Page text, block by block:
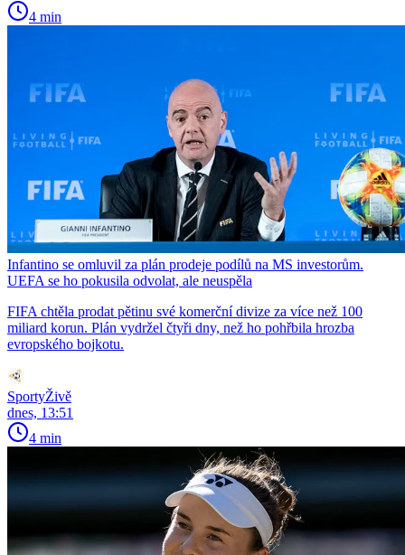
4 min
Infantino se omluvil za plán prodeje podílů na MS investorům.
UEFA se ho pokusila odvolat, ale neuspěla
FIFA chtěla prodat pětinu své komerční divize za více než 100
miliard korun. Plán vydržel čtyři dny, než ho pohřbila hrozba
evropského bojkotu.
SportyŽivě
dnes, 13:51
4 min